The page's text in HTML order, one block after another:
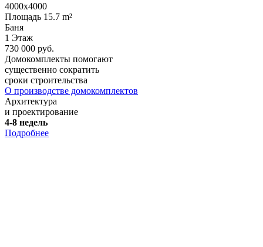
4000x4000
Площадь 15.7 m²
Баня
1 Этаж
730 000 руб.
Домокомплекты помогают
существенно сократить
сроки строительства
О производстве домокомплектов
Архитектура
и проектирование
4-8 недель
Подробнее